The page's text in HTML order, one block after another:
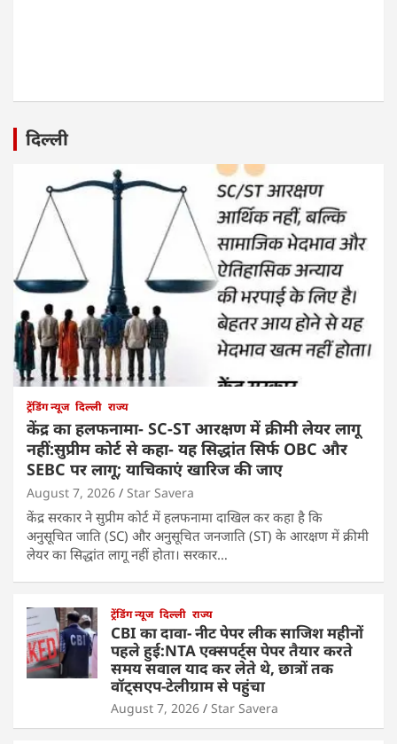
दिल्ली
ट्रेंडिंग न्यूज दिल्ली राज्य
केंद्र का हलफनामा- SC-ST आरक्षण में क्रीमी लेयर लागू
नहीं:सुप्रीम कोर्ट से कहा- यह सिद्धांत सिर्फ OBC और
SEBC पर लागू; याचिकाएं खारिज की जाए
August 7, 2026 Star Savera
केंद्र सरकार ने सुप्रीम कोर्ट में हलफनामा दाखिल कर कहा है कि
अनुसूचित जाति (SC) और अनुसूचित जनजाति (ST) के आरक्षण में क्रीमी
लेयर का सिद्धांत लागू नहीं होता। सरकार…
ट्रेंडिंग न्यूज दिल्ली राज्य
CBI का दावा- नीट पेपर लीक साजिश महीनों
पहले हुई:NTA एक्सपर्ट्स पेपर तैयार करते
समय सवाल याद कर लेते थे, छात्रों तक
वॉट्सएप-टेलीग्राम से पहुंचा
August 7, 2026 Star Savera